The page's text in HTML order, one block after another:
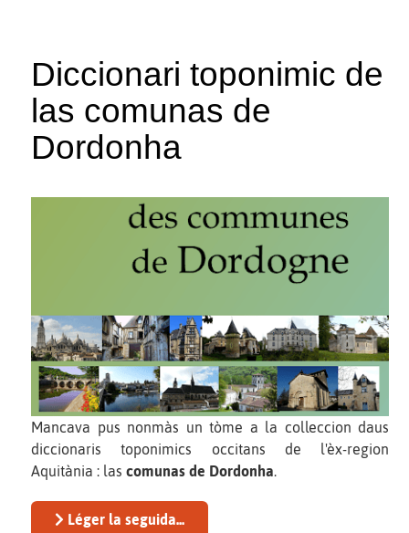
Diccionari toponimic de
las comunas de
Dordonha
Mancava pus nonmàs un tòme a la colleccion daus
diccionaris toponimics occitans de l'èx-region
Aquitània : las comunas de Dordonha.
Léger la seguida...